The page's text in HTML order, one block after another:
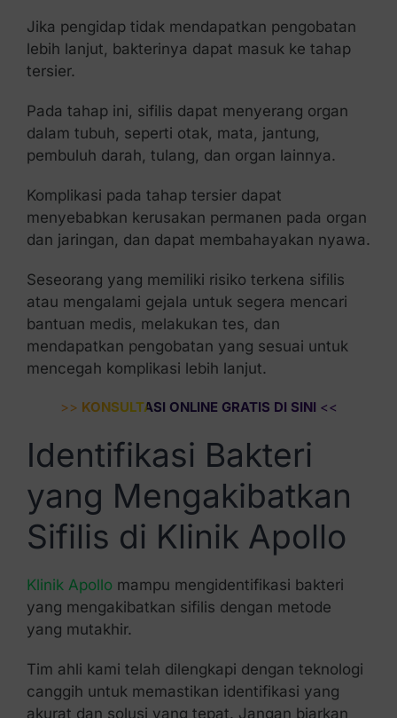
Jika pengidap tidak mendapatkan pengobatan
lebih lanjut, bakterinya dapat masuk ke tahap
tersier.
Pada tahap ini, sifilis dapat menyerang organ
dalam tubuh, seperti otak, mata, jantung,
pembuluh darah, tulang, dan organ lainnya.
Komplikasi pada tahap tersier dapat
menyebabkan kerusakan permanen pada organ
dan jaringan, dan dapat membahayakan nyawa.
Seseorang yang memiliki risiko terkena sifilis
atau mengalami gejala untuk segera mencari
bantuan medis, melakukan tes, dan
mendapatkan pengobatan yang sesuai untuk
mencegah komplikasi lebih lanjut.
>> KONSULTASI ONLINE GRATIS DI SINI <<
Identifikasi Bakteri
yang Mengakibatkan
Sifilis di Klinik Apollo
Klinik Apollo mampu mengidentifikasi bakteri
yang mengakibatkan sifilis dengan metode
yang mutakhir.
Tim ahli kami telah dilengkapi dengan teknologi
canggih untuk memastikan identifikasi yang
akurat dan solusi yang tepat. Jangan biarkan